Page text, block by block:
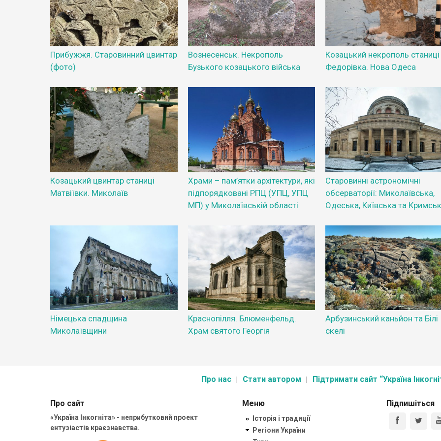
Прибужжя. Старовинний цвинтар
(фото)
Вознесенськ. Некрополь
Бузького козацького війська
Козацький некрополь станиці
Федорівка. Нова Одеса
Козацький цвинтар станиці
Матвіївки. Миколаїв
Храми – пам’ятки архітектури, які
підпорядковані РПЦ (УПЦ, УПЦ
МП) у Миколаївській області
Старовинні астрономічні
обсерваторії: Миколаївська,
Одеська, Київська та
Німецька спадщина
Миколаївщини
Краснопілля. Блюменфельд.
Храм святого Георгія
Арбузинський каньйон та Білі
скелі
Про нас Стати автором Підтримати сайт “Україна
Про сайт
«Україна Інкогніта» - неприбутковий проект
ентузіастів краєзнавства.
Меню
Історія і традиції
Регіони України
Підпишіться